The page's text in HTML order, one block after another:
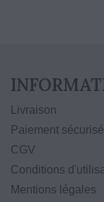
Livraison
Paiement sécurisé
CGV
Conditions
Mentions légales